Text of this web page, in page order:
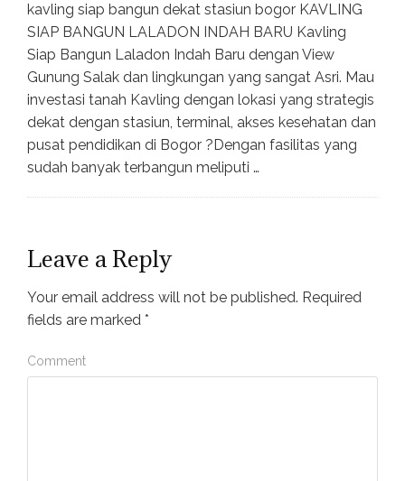
kavling siap bangun dekat stasiun bogor KAVLING
SIAP BANGUN LALADON INDAH BARU Kavling
Siap Bangun Laladon Indah Baru dengan View
Gunung Salak dan lingkungan yang sangat Asri. Mau
investasi tanah Kavling dengan lokasi yang strategis
dekat dengan stasiun, terminal, akses kesehatan dan
pusat pendidikan di Bogor ?Dengan fasilitas yang
sudah banyak terbangun meliputi …
Leave a Reply
Your email address will not be published. Required
fields are marked *
Comment